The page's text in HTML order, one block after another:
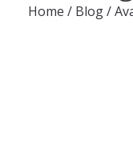
Home / Blog /